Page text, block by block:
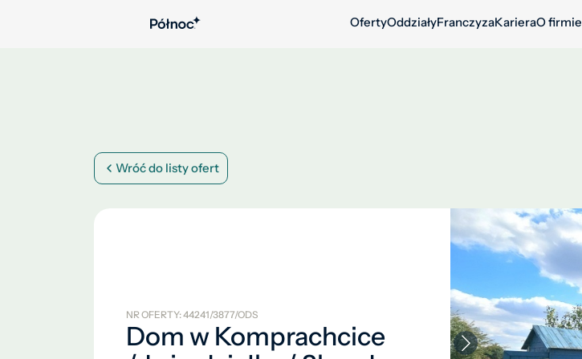
OfertyOddziałyFranczyzaKarieraO firmie
Wróć do listy ofert
NR OFERTY: 44241/3877/ODS
Dom w Komprachcice